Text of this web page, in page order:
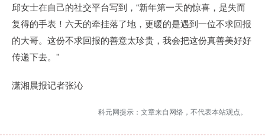
邱女士在自己的社交平台写到，“新年第一天的惊喜，是失而
复得的手表！六天的牵挂落了地，更暖的是遇到一位不求回报
的大哥。这份不求回报的善意太珍贵，我会把这份真善美好好
传递下去。”
潇湘晨报记者张沁
科元网提示：文章来自网络，不代表本站观点。